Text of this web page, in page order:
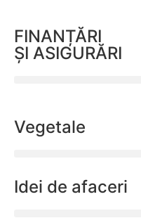
FINANȚĂRI
ȘI ASIGURĂRI
Vegetale
Idei de afaceri